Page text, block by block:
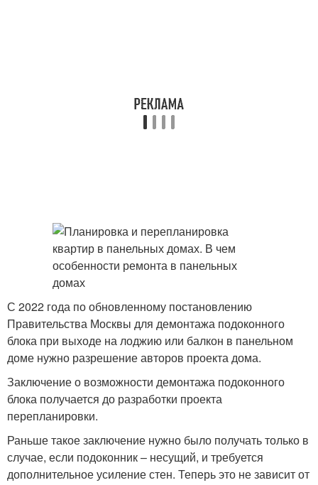
С 2022 года по обновленному постановлению
Правительства Москвы для демонтажа подоконного
блока при выходе на лоджию или балкон в панельном
доме нужно разрешение авторов проекта дома.
Заключение о возможности демонтажа подоконного
блока получается до разработки проекта
перепланировки.
Раньше такое заключение нужно было получать только в
случае, если подоконник – несущий, и требуется
дополнительное усиление стен. Теперь это не зависит от